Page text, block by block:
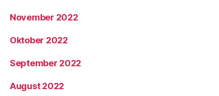
November 2022
Oktober 2022
September 2022
August 2022